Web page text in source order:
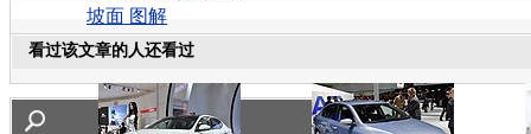
坡面 图解
看过该文章的人还看过